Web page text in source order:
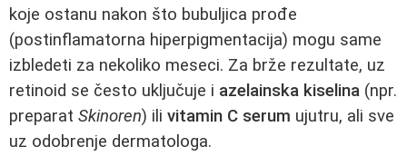
koje ostanu nakon što bubuljica prođe
(postinflamatorna hiperpigmentacija) mogu same
izbledeti za nekoliko meseci. Za brže rezultate, uz
retinoid se često uključuje i azelainska kiselina (npr.
preparat Skinoren) ili vitamin C serum ujutru, ali sve
uz odobrenje dermatologa.